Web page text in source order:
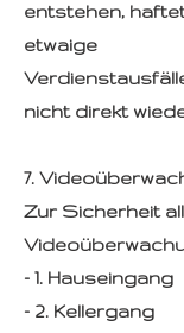
entstehen,
etwaige
nicht direkt
7.
Zur Sicherheit
- 1. Hauseingang
- 2. Kellergang